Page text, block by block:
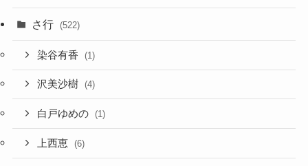
さ行 (522)
染谷有香 (1)
沢美沙樹 (4)
白戸ゆめの (1)
上西恵 (6)